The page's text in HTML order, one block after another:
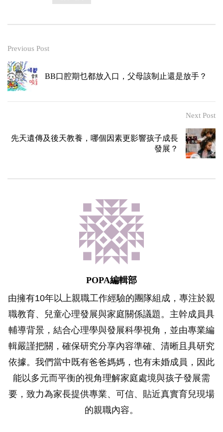
Previous Post
BB口腔期乜都放入口，父母該制止還是放手？
Next Post
先天遺傳及後天教養，哪個因素更影響孩子成長
發展？
POPA編輯部
由擁有10年以上親職工作經驗的團隊組成，專注於親
職教育、兒童心理發展與家庭關係議題。主幹成員具
輔導背景，結合心理學與發展科學視角，並由專業編
輯嚴謹把關，確保研究分享內容準確、清晰且具研究
依據。我們當中既有爸爸媽媽，也有未婚成員，因此
能以多元而平衡的視角理解家庭處境與孩子發展需
要，致力為家長提供專業、可信、貼近真實育兒現場
的親職內容。